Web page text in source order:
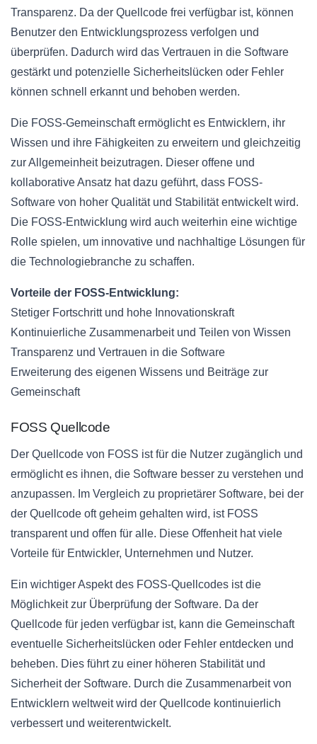
Transparenz. Da der Quellcode frei verfügbar ist, können
Benutzer den Entwicklungsprozess verfolgen und
überprüfen. Dadurch wird das Vertrauen in die Software
gestärkt und potenzielle Sicherheitslücken oder Fehler
können schnell erkannt und behoben werden.
Die FOSS-Gemeinschaft ermöglicht es Entwicklern, ihr
Wissen und ihre Fähigkeiten zu erweitern und gleichzeitig
zur Allgemeinheit beizutragen. Dieser offene und
kollaborative Ansatz hat dazu geführt, dass FOSS-
Software von hoher Qualität und Stabilität entwickelt wird.
Die FOSS-Entwicklung wird auch weiterhin eine wichtige
Rolle spielen, um innovative und nachhaltige Lösungen für
die Technologiebranche zu schaffen.
Vorteile der FOSS-Entwicklung:
Stetiger Fortschritt und hohe Innovationskraft
Kontinuierliche Zusammenarbeit und Teilen von Wissen
Transparenz und Vertrauen in die Software
Erweiterung des eigenen Wissens und Beiträge zur
Gemeinschaft
FOSS Quellcode
Der Quellcode von FOSS ist für die Nutzer zugänglich und
ermöglicht es ihnen, die Software besser zu verstehen und
anzupassen. Im Vergleich zu proprietärer Software, bei der
der Quellcode oft geheim gehalten wird, ist FOSS
transparent und offen für alle. Diese Offenheit hat viele
Vorteile für Entwickler, Unternehmen und Nutzer.
Ein wichtiger Aspekt des FOSS-Quellcodes ist die
Möglichkeit zur Überprüfung der Software. Da der
Quellcode für jeden verfügbar ist, kann die Gemeinschaft
eventuelle Sicherheitslücken oder Fehler entdecken und
beheben. Dies führt zu einer höheren Stabilität und
Sicherheit der Software. Durch die Zusammenarbeit von
Entwicklern weltweit wird der Quellcode kontinuierlich
verbessert und weiterentwickelt.